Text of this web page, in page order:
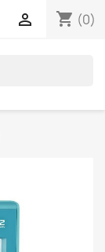
shopping_cart (0)
